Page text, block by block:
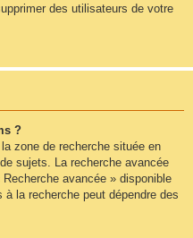
des utilisateurs de votre
?
zone de recherche située en
sujets. La recherche avancée
avancée » disponible
la recherche peut dépendre des